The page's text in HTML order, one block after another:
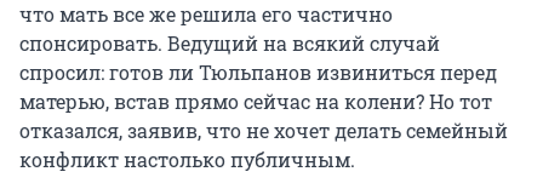
что мать все же решила его частично
спонсировать. Ведущий на всякий случай
спросил: готов ли Тюльпанов извиниться перед
матерью, встав прямо сейчас на колени? Но тот
отказался, заявив, что не хочет делать семейный
конфликт настолько публичным.